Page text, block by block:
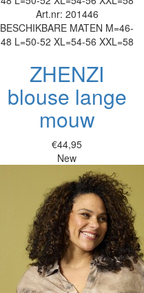
Art.nr: 201446
BESCHIKBARE MATEN M=46-
48 L=50-52 XL=54-56 XXL=58
ZHENZI
blouse lange
mouw
€44,95
New